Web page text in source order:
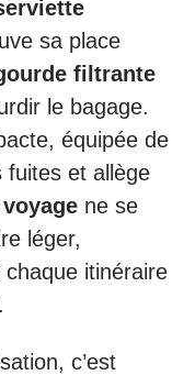
sa place
filtrante
le bagage.
équipée de
fuites et allège
ne se
léger,
chaque itinéraire
c’est